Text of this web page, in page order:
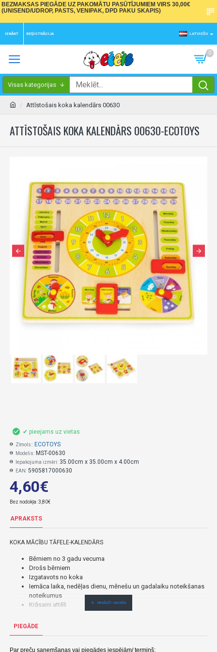
BEZMAKSAS PIEGĀDE UZ PAKOMĀTU PASŪTĪJUMIEM VIRS 30,00€
(UNISEND/UDROP, PASTS, VENIPAK, DPD PAKU SKAPIS)
IENĀKT REĢISTRĀCIJA LATVIEŠU
0
Visas kategorijas
Attīstošais koka kalendārs 00630
ATTĪSTOŠAIS KOKA KALENDĀRS 00630-ECOTOYS
4,60€
Bez nodokļa: 3,80€
✔ pieejams uz vietas
Zīmols:: ECOTOYS
Modelis: MST-00630
Iepakojuma izmēri: 35.00cm x 35.00cm x 4.00cm
EAN: 5905817000630
APRAKSTS
KOKA MĀCĪBU TĀFELE-KALENDĀRS
Bērniem no 3 gadu vecuma
Drošs bērniem
Izgatavots no koka
Iemāca laika, nedēļas dienu, mēnešu un gadalaiku noteikšanas
noteikumus
Krāsaini attēli
PIEGĀDE
Par preču saņemšanas vai piegādes iespējām/ termiņš: